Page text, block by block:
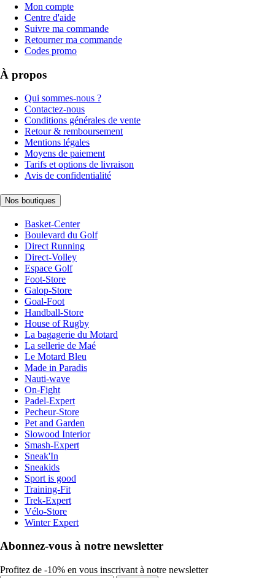
Mon compte
Centre d'aide
Suivre ma commande
Retourner ma commande
Codes promo
À propos
Qui sommes-nous ?
Contactez-nous
Conditions générales de vente
Retour & remboursement
Mentions légales
Moyens de paiement
Tarifs et options de livraison
Avis de confidentialité
Nos boutiques
Basket-Center
Boulevard du Golf
Direct Running
Direct-Volley
Espace Golf
Foot-Store
Galop-Store
Goal-Foot
Handball-Store
House of Rugby
La bagagerie du Motard
La sellerie de Maé
Le Motard Bleu
Made in Paradis
Nauti-wave
On-Fight
Padel-Expert
Pecheur-Store
Pet and Garden
Slowood Interior
Smash-Expert
Sneak'In
Sneakids
Sport is good
Training-Fit
Trek-Expert
Vélo-Store
Winter Expert
Abonnez-vous à notre newsletter
Profitez de -10% en vous inscrivant à notre newsletter